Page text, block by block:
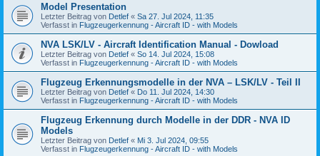
Model Presentation
Letzter Beitrag von Detlef « Sa 27. Jul 2024, 11:35
Verfasst in Flugzeugerkennung - Aircraft ID - with Models
NVA LSK/LV - Aircraft Identification Manual - Dowload
Letzter Beitrag von Detlef « So 14. Jul 2024, 15:08
Verfasst in Flugzeugerkennung - Aircraft ID - with Models
Flugzeug Erkennungsmodelle in der NVA – LSK/LV - Teil II
Letzter Beitrag von Detlef « Do 11. Jul 2024, 14:30
Verfasst in Flugzeugerkennung - Aircraft ID - with Models
Flugzeug Erkennung durch Modelle in der DDR - NVA ID
Models
Letzter Beitrag von Detlef « Mi 3. Jul 2024, 09:55
Verfasst in Flugzeugerkennung - Aircraft ID - with Models